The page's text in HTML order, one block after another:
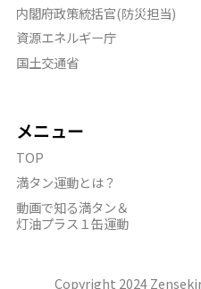
内閣府政策統括官(防災担当)
資源エネルギー庁
国土交通省
メニュー
TOP
満タン運動とは？
動画で知る満タン＆
灯油プラス１缶運動
Copyright 2024